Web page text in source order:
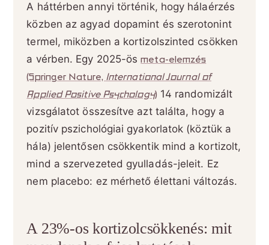
A háttérben annyi történik, hogy hálaérzés
közben az agyad dopamint és szerotonint
termel, miközben a kortizolszinted csökken
a vérben. Egy 2025-ösmeta-elemzés
(Springer Nature, International Journal of
Applied Positive Psychology) 14 randomizált
vizsgálatot összesítve azt találta, hogy a
pozitív pszichológiai gyakorlatok (köztük a
hála) jelentősen csökkentik mind a kortizolt,
mind a szervezeted gyulladás-jeleit. Ez
nem placebo: ez mérhető élettani változás.
A 23%-os kortizolcsökkenés: mit